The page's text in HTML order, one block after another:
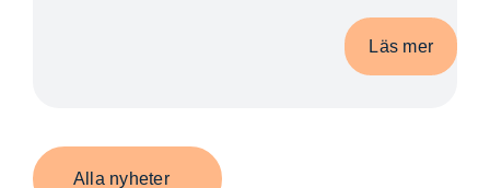
Läs mer
Alla nyheter